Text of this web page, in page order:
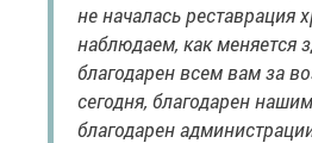
не началась реставрация
наблюдаем, как меняется
благодарен всем вам за
сегодня, благодарен
благодарен